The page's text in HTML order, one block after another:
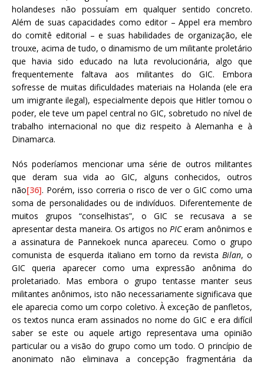
holandeses não possuíam em qualquer sentido concreto.
Além de suas capacidades como editor – Appel era membro
do comitê editorial – e suas habilidades de organização, ele
trouxe, acima de tudo, o dinamismo de um militante proletário
que havia sido educado na luta revolucionária, algo que
frequentemente faltava aos militantes do GIC. Embora
sofresse de muitas dificuldades materiais na Holanda (ele era
um imigrante ilegal), especialmente depois que Hitler tomou o
poder, ele teve um papel central no GIC, sobretudo no nível de
trabalho internacional no que diz respeito à Alemanha e à
Dinamarca.
Nós poderíamos mencionar uma série de outros militantes
que deram sua vida ao GIC, alguns conhecidos, outros
não[36]. Porém, isso correria o risco de ver o GIC como uma
soma de personalidades ou de indivíduos. Diferentemente de
muitos grupos “conselhistas”, o GIC se recusava a se
apresentar desta maneira. Os artigos no PICeram anônimos e
a assinatura de Pannekoek nunca apareceu. Como o grupo
comunista de esquerda italiano em torno da revista Bilan, o
GIC queria aparecer como uma expressão anônima do
proletariado. Mas embora o grupo tentasse manter seus
militantes anônimos, isto não necessariamente significava que
ele aparecia como um corpo coletivo. À exceção de panfletos,
os textos nunca eram assinados no nome do GIC e era difícil
saber se este ou aquele artigo representava uma opinião
particular ou a visão do grupo como um todo. O princípio de
anonimato não eliminava a concepção fragmentária da